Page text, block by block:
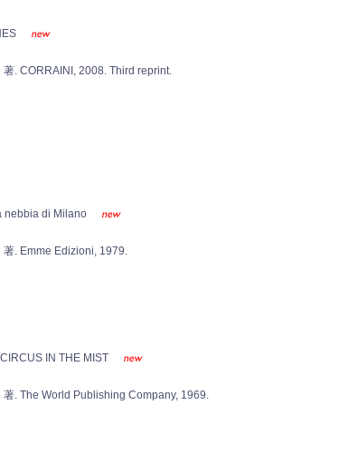
著. CORRAINI, 2008. Third reprint.
nebbia di Milano
著. Emme Edizioni, 1979.
IN THE MIST
著. The World Publishing Company, 1969.